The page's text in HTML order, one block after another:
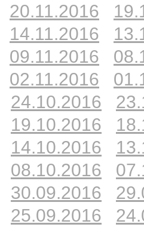
20.11.2016
14.11.2016
09.11.2016
02.11.2016
24.10.2016
19.10.2016
14.10.2016
08.10.2016
30.09.2016
25.09.2016